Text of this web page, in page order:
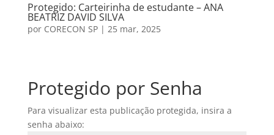
Protegido: Carteirinha de estudante – ANA
BEATRIZ DAVID SILVA
por CORECON SP| 25 mar, 2025
Protegido por Senha
Para visualizar esta publicação protegida, insira a
senha abaixo: